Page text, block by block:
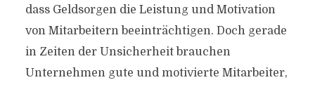
dass Geldsorgen die Leistung und Motivation
von Mitarbeitern beeinträchtigen. Doch gerade
in Zeiten der Unsicherheit brauchen
Unternehmen gute und motivierte Mitarbeiter,